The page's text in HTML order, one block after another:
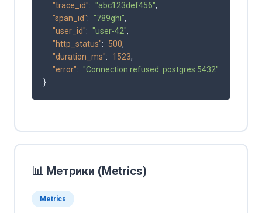
"trace_id": "abc123def456",
"span_id": "789ghi",
"user_id": "user-42",
"http_status": 500,
"duration_ms": 1523,
"error": "Connection refused: postgres:5432"
}
📊 Метрики (Metrics)
Metrics